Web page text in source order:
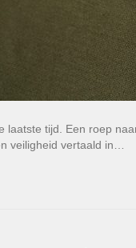
laatste tijd. Een roep
veiligheid vertaald in…